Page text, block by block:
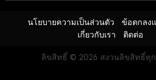
นโยบายความเป็นส่วนตัว
ข้อตกลง
เกี่ยวกับเรา
ติดต่อ
ลิขสิทธิ์ © 2026 สงวนลิขสิทธิ์ทุ